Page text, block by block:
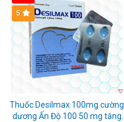
5
Thuốc Desilmax 100mg cường
dương Ấn Độ 100 50 mg tăng